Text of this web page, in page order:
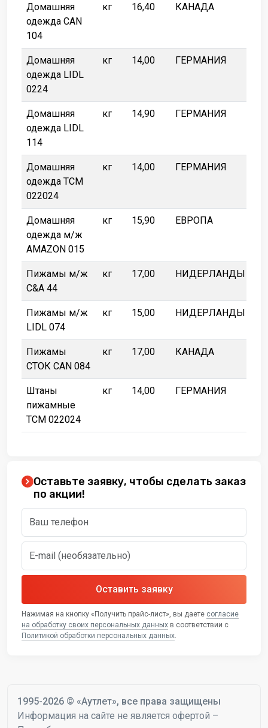
Домашняя
одежда CAN
104
кг 16,40 КАНАДА
Домашняя
одежда LIDL
0224
кг 14,00 ГЕРМАНИЯ
Домашняя
одежда LIDL
114
кг 14,90 ГЕРМАНИЯ
Домашняя
одежда TCM
022024
кг 14,00 ГЕРМАНИЯ
Домашняя
одежда м/ж
AMAZON 015
кг 15,90 ЕВРОПА
Пижамы м/ж
C&A 44
кг 17,00 НИДЕРЛАНДЫ
Пижамы м/ж
LIDL 074
кг 15,00 НИДЕРЛАНДЫ
Пижамы
СТОК CAN 084
кг 17,00 КАНАДА
Штаны
пижамные
TCM 022024
кг 14,00 ГЕРМАНИЯ
Оставьте заявку, чтобы сделать заказ
по акции!
Оставить заявку
Нажимая на кнопку «Получить прайс-лист», вы даете согласие
на обработку своих персональных данных в соответствии с
Политикой обработки персональных данных
1995-2026 © «Аутлет», все права защищены
Информация на сайте не является офертой –